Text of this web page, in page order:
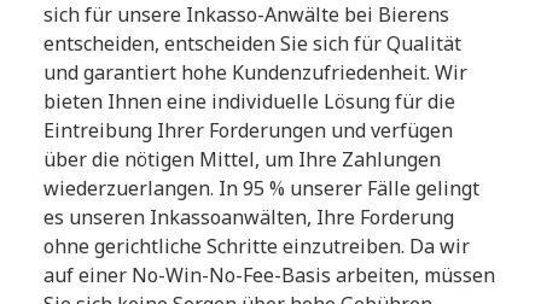
sich für unsere Inkasso-Anwälte bei Bierens
entscheiden, entscheiden Sie sich für Qualität
und garantiert hohe Kundenzufriedenheit. Wir
bieten Ihnen eine individuelle Lösung für die
Eintreibung Ihrer Forderungen und verfügen
über die nötigen Mittel, um Ihre Zahlungen
wiederzuerlangen. In 95 % unserer Fälle gelingt
es unseren Inkassoanwälten, Ihre Forderung
ohne gerichtliche Schritte einzutreiben. Da wir
auf einer No-Win-No-Fee-Basis arbeiten, müssen